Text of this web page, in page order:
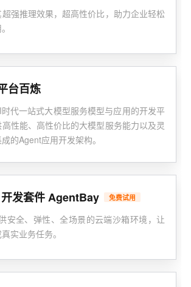
强推理效果，超高性价比，助力企业轻松
台百炼
代一站式大模型服务模型与应用的开发平
性能、高性价比的大模型服务能力以及灵
的Agent应用开发架构。
发套件 AgentBay 免费试用
安全、弹性、全场景的云端沙箱环境，让
实业务任务。